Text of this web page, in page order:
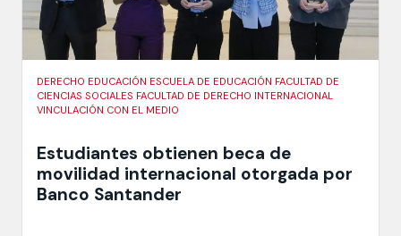
DERECHO EDUCACIÓN ESCUELA DE EDUCACIÓN FACULTAD DE
CIENCIAS SOCIALES FACULTAD DE DERECHO INTERNACIONAL
VINCULACIÓN CON EL MEDIO
Estudiantes obtienen beca de
movilidad internacional otorgada por
Banco Santander